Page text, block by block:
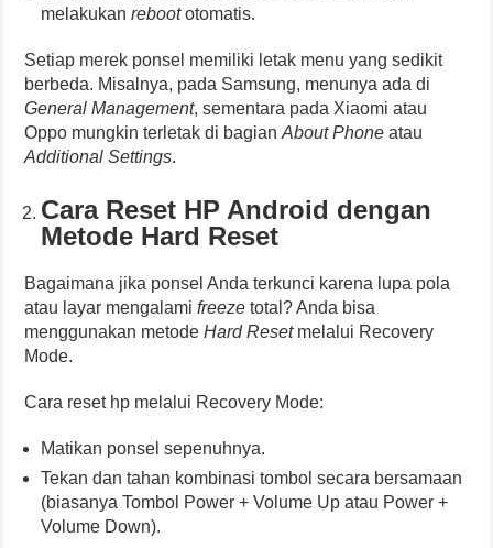
melakukanreboototomatis.
Setiap merek ponsel memiliki letak menu yang sedikit
berbeda. Misalnya, pada Samsung, menunya ada di
General Management, sementara pada Xiaomi atau
Oppo mungkin terletak di bagianAbout Phone atau
Additional Settings.
Cara Reset HP Android dengan
Metode Hard Reset
Bagaimana jika ponsel Anda terkunci karena lupa pola
atau layar mengalamifreeze total? Anda bisa
menggunakan metodeHard Resetmelalui Recovery
Mode.
Cara reset hp melalui Recovery Mode:
Matikan ponsel sepenuhnya.
Tekan dan tahan kombinasi tombol secara bersamaan
(biasanya Tombol Power + Volume Up atau Power +
Volume Down).